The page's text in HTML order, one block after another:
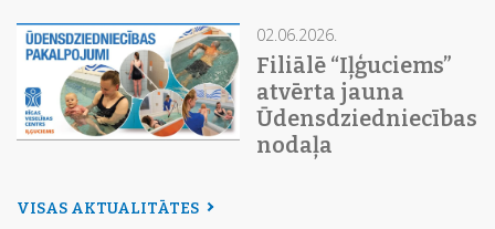
02.06.2026.
Filiālē “Iļģuciems”
atvērta jauna
Ūdensdziedniecības
nodaļa
VISAS AKTUALITĀTES